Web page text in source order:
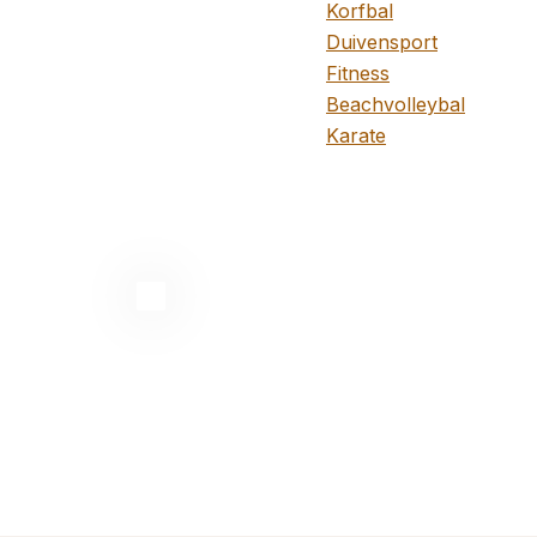
Korfbal
Duivensport
Fitness
Beachvolleybal
Karate